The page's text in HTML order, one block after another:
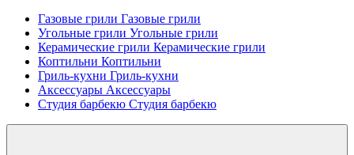
Газовые грили Газовые грили
Угольные грили Угольные грили
Керамические грили Керамические грили
Коптильни Коптильни
Гриль-кухни Гриль-кухни
Аксессуары Аксессуары
Студия барбекю Студия барбекю